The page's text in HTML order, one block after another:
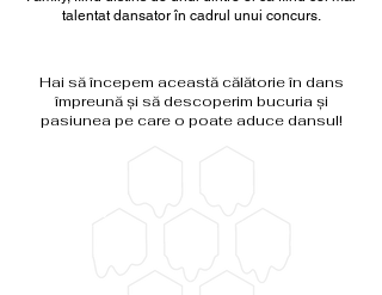
talentat dansator în cadrul unui concurs.
Hai să începem această călătorie în dans
împreună și să descoperim bucuria și
pasiunea pe care o poate aduce dansul!